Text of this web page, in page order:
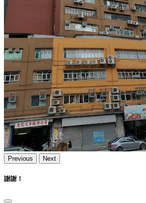
Previous Next
謝謝！